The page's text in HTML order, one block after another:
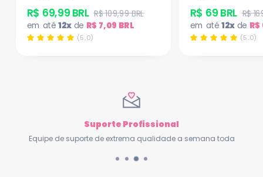
R$ 69,99 BRL R$ 109,99 BRL
em até12xde R$ 7,09 BRL
(5.0)
R$ 69 BRL R$
em até 12xde R$
(5.0)
Suporte Profissional
Equipe de suporte de extrema qualidade a semana toda